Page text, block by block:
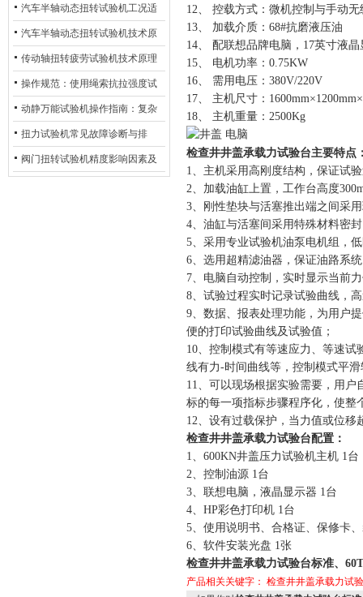
术及产业落地应用
汽车半轴动态扭转试验机工况适
配与质控应用探析
汽车半轴动态扭转试验机技术原
理与行业应用
传动轴扭转疲劳试验机技术原理
与行业应用
操作规范：使用绳索抗拉强度试
验机的完整测试步骤
动静万能试验机操作指南：复杂
动态测试的标准化流程
扭力试验机常见故障诊断与排
除：从传感器信号异常到机械传
阀门扭转试验机精度影响因素及
12、 控载方式：微机控制与手动
13、 加载介质：68#抗磨液压油
14、 配联想品牌电脑，17英寸液
15、 电机功率：0.75KW
16、 需用电压：380V/220V
17、 主机尺寸：
18、 主机重量：2500Kg
检查井井盖承载力试验台主要特点
1、主机采用高刚度结构，保证试
2、加载油缸上置，工作台高度
3、刚性垫块与活塞推出端之间采
4、油缸与活塞间采用特殊材料密
5、采用专业试验机油泵电机组，
6、选用超精滤油器，保证油路系
7、电脑自动控制，实时显示当前
8、试验过程实时记录试验曲线，
9、数据、报表处理功能，为用户
便的打印试验曲线及试验值；
10、控制模式有等速应力、等速
线有力-时间曲线等，控制模式平滑
11、可以现场根据实验需要，用
标的每一项指标步骤程序化，使整
12、设有过载保护，当力值或位
检查井井盖承载力试验台配置：
1、600KN井盖压力试验机主机 1台
2、控制油源 1台
3、联想电脑，液晶显示器 1台
4、HP彩色打印机 1台
5、使用说明书、合格证、保修卡
6、软件安装光盘 1张
检查井井盖承载力试验台标准、
产品相关关键字： 检查井井盖承载力试